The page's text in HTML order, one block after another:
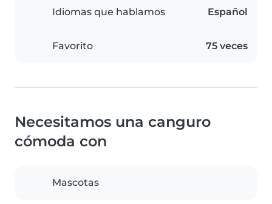
Idiomas que hablamos Español
Favorito 75 veces
Necesitamos una canguro
cómoda con
Mascotas